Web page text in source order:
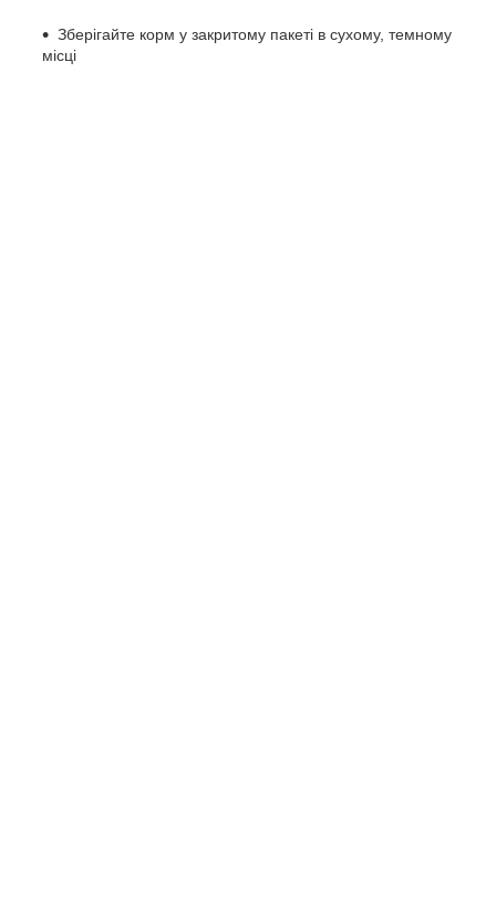
Зберігайте корм у закритому пакеті в сухому, темному
місці